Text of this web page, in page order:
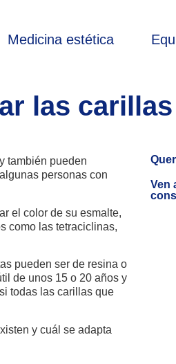
Medicina estética
las
también pueden
personas con
el color de su esmalte,
como las tetraciclinas,
pueden ser de resina o
de unos 15 o 20 años y
todas las carillas que
y cuál se adapta
Ven